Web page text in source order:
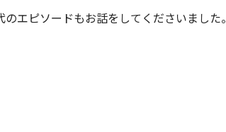
エピソードもお話をしてくださいました。